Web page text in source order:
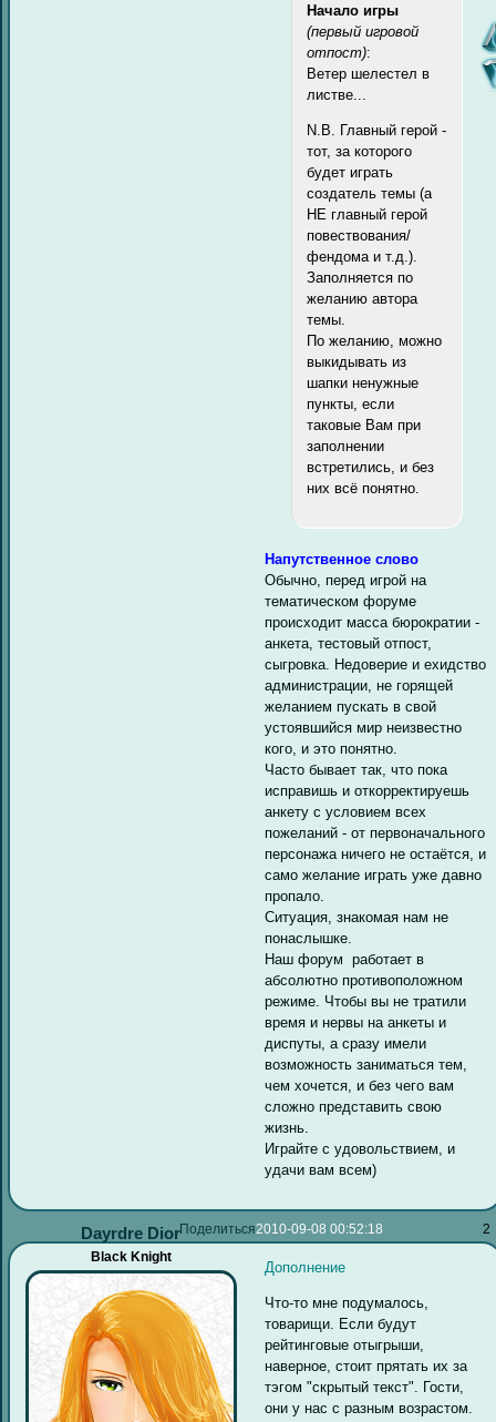
Начало игры
(первый игровой
отпост):
Ветер шелестел в
листве...
N.B. Главный герой -
тот, за которого
будет играть
создатель темы (а
НЕ главный герой
повествования/
фендома и т.д.).
Заполняется по
желанию автора
темы.
По желанию, можно
выкидывать из
шапки ненужные
пункты, если
таковые Вам при
заполнении
встретились, и без
них всё понятно.
Напутственное слово
Обычно, перед игрой на
тематическом форуме
происходит масса бюрократии -
анкета, тестовый отпост,
сыгровка. Недоверие и ехидство
администрации, не горящей
желанием пускать в свой
устоявшийся мир неизвестно
кого, и это понятно.
Часто бывает так, что пока
исправишь и откорректируешь
анкету с условием всех
пожеланий - от первоначального
персонажа ничего не остаётся, и
само желание играть уже давно
пропало.
Ситуация, знакомая нам не
понаслышке.
Наш форум работает в
абсолютно противоположном
режиме. Чтобы вы не тратили
время и нервы на анкеты и
диспуты, а сразу имели
возможность заниматься тем,
чем хочется, и без чего вам
сложно представить свою
жизнь.
Играйте с удовольствием, и
удачи вам всем)
Поделиться 2
2010-09-08 00:52:18
Dayrdre Dior
Black Knight
Дополнение
Что-то мне подумалось,
товарищи. Если будут
рейтинговые отыгрыши,
наверное, стоит прятать их за
тэгом "скрытый текст". Гости,
они у нас с разным возрастом.